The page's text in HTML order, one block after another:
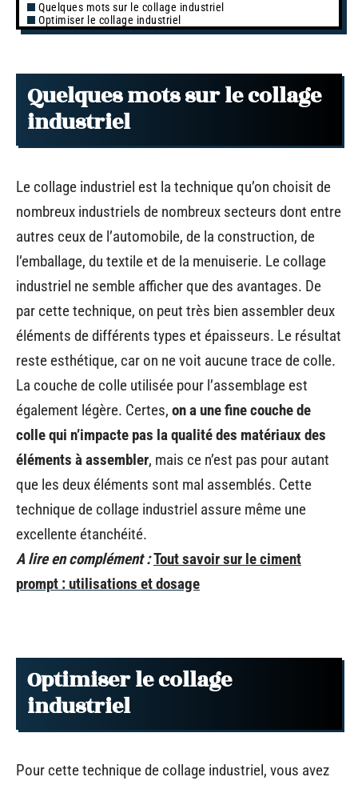
Quelques mots sur le collage industriel
Optimiser le collage industriel
Quelques mots sur le collage
industriel
Le collage industriel est la technique qu’on choisit de
nombreux industriels de nombreux secteurs dont entre
autres ceux de l’automobile, de la construction, de
l’emballage, du textile et de la menuiserie. Le collage
industriel ne semble afficher que des avantages. De
par cette technique, on peut très bien assembler deux
éléments de différents types et épaisseurs. Le résultat
reste esthétique, car on ne voit aucune trace de colle.
La couche de colle utilisée pour l’assemblage est
également légère. Certes, on a une fine couche de
colle qui n’impacte pas la qualité des matériaux des
éléments à assembler, mais ce n’est pas pour autant
que les deux éléments sont mal assemblés. Cette
technique de collage industriel assure même une
excellente étanchéité.
A lire en complément :Tout savoir sur le ciment
prompt : utilisations et dosage
Optimiser le collage
industriel
Pour cette technique de collage industriel, vous avez